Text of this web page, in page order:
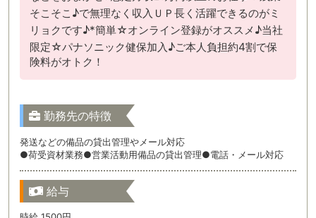
そこそこ♪で無理なく収入ＵＰ長く活躍できるのがミ
リョクです♪*簡単☆オンライン登録がオススメ♪当社
限定☆パナソニック健保加入♪ご本人負担約4割で保
険料がオトク！
勤務先の特徴
発送などの備品の貸出管理やメール対応
●荷受資材業務●営業活動用備品の貸出管理●電話・メール対応
給与